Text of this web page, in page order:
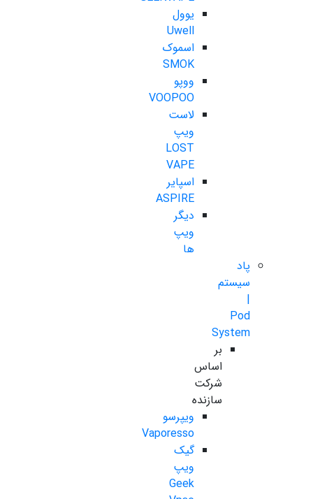
یوول
Uwell
اسموک
SMOK
ووپو
VOOPOO
لاست
ویپ
LOST
VAPE
اسپایر
ASPIRE
دیگر
ویپ
ها
پاد
سیستم
|
Pod
System
بر
اساس
شرکت
سازنده
ویپرسو
Vaporesso
گیک
ویپ
Geek